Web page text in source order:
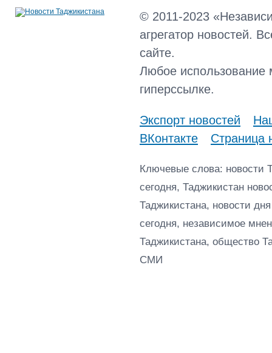
© 2011-2023
агрегатор новостей.
сайте.
Любое использование
гиперссылке.
Экспорт новостей
ВКонтакте
Страница
Ключевые слова: новости
сегодня, Таджикистан
Таджикистана, новости
сегодня, независимое
Таджикистана, общество
СМИ